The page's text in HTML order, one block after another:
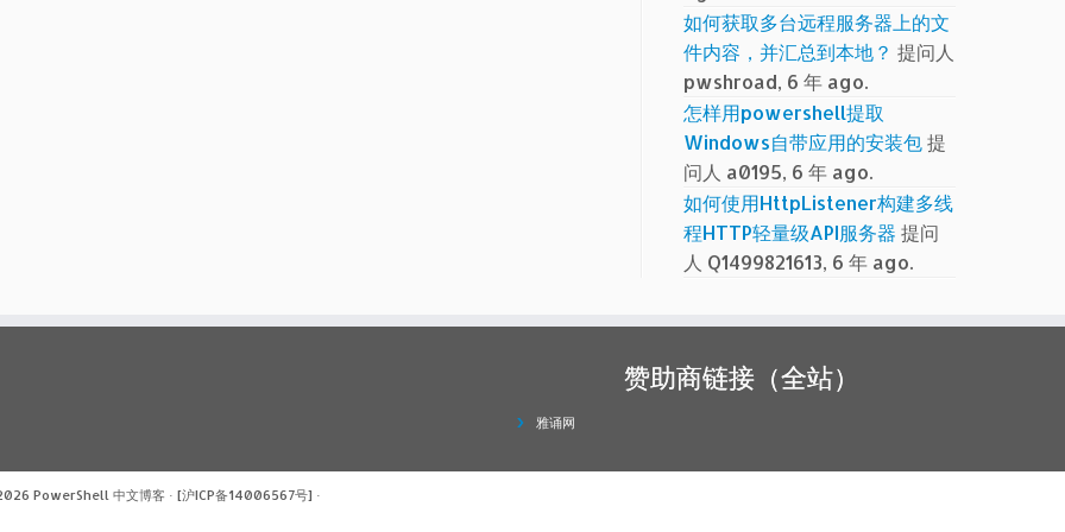
如何获取多台远程服务器上的文
件内容，并汇总到本地？ 提问人
pwshroad, 6 年 ago.
怎样用powershell提取
Windows自带应用的安装包提
问人 a0195, 6 年 ago.
如何使用HttpListener构建多线
程HTTP轻量级API服务器 提问
人 Q1499821613, 6 年 ago.
赞助商链接（全站）
雅诵网
PowerShell 中文博客 · [沪ICP备14006567号] ·